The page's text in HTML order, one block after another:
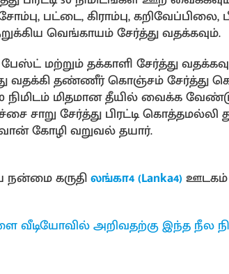
பட்டை, கிராம்பு, கறிவேப்பிலை,
வெங்காயம் சேர்த்து வதக்கவும்.
மற்றும் தக்காளி சேர்த்து
வதக்கி தண்ணீர் கொஞ்சம் சேர்த்து
நிமிடம் மிதமான தீயில் வைக்க
சாறு சேர்த்து பிரட்டி
கோழி வறுவல் தயார்.
கருதிலங்கா4 (Lanka4) ஊடகம்
வீடியோவில் அறிவதற்கு இந்த நீல